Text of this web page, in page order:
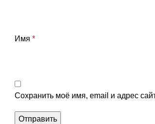
Имя *
Сохранить моё имя, email и адрес